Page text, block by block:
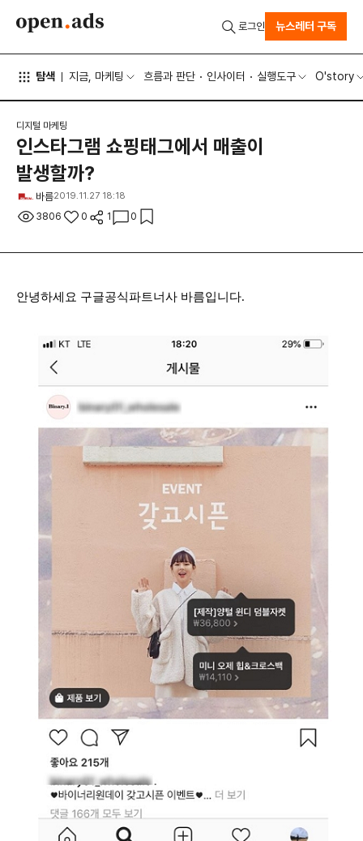
탐색 지금, 마케팅 흐름과 판단 인사이터 실행도구 O'story
로그인 뉴스레터 구독
디지털 마케팅
인스타그램 쇼핑태그에서 매출이
발생할까?
바름2019.11.27 18:18
3806 0 1 0
안녕하세요 구글공식파트너사 바름입니다.